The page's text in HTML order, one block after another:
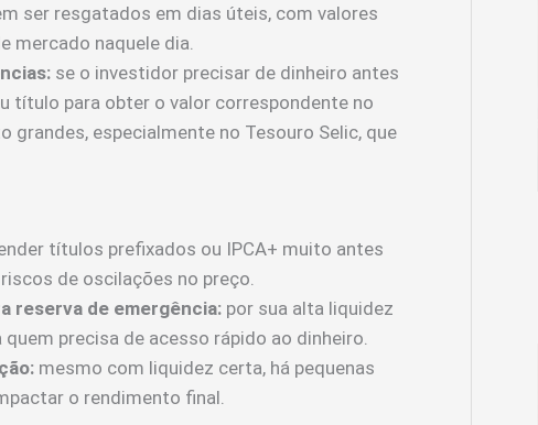
ser resgatados em dias úteis, com valores
mercado naquele dia.
se o investidor precisar de dinheiro antes
título para obter o valor correspondente no
grandes, especialmente no Tesouro Selic, que
títulos prefixados ou IPCA+ muito antes
de oscilações no preço.
reserva de emergência: por sua alta liquidez
quem precisa de acesso rápido ao dinheiro.
mesmo com liquidez certa, há pequenas
o rendimento final.